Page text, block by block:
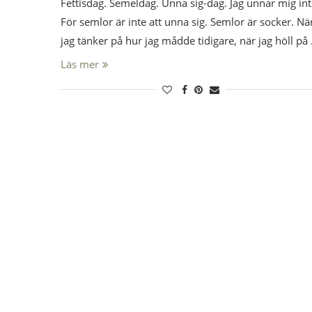
Fettisdag. Semeldag. Unna sig-dag. Jag unnar mig
För semlor är inte att unna sig. Semlor är socker.
jag tänker på hur jag mådde tidigare, när jag höll på
Läs mer